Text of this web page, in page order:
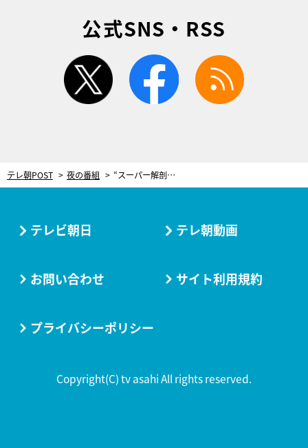
公式SNS・RSS
twitter facebook
テレ朝POST 夜の番組 “スーパー解剖医”大森南朋、解剖室を飛び出し刑事さながら大活躍
テレビ朝日 テレ朝動画
お問い合わせ サイト利用規約
プライバシーポリシー
Copyright(C) tv asahi All rights reserved.